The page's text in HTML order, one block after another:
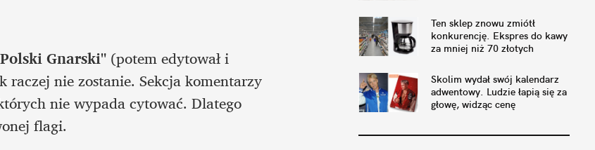
Gnarski" (potem edytował i
nie zostanie. Sekcja komentarzy
nie wypada cytować. Dlatego
flagi.
Ten sklep znowu zmiótł
konkurencję. Ekspres do kawy
za mniej niż 70 złotych
Skolim wydał swój kalendarz
adwentowy. Ludzie łapią się za
głowę, widząc cenę